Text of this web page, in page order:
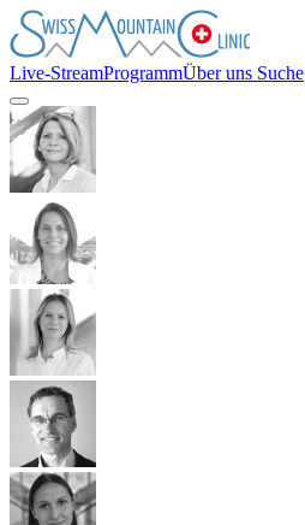
Live-StreamProgrammÜber uns Suche